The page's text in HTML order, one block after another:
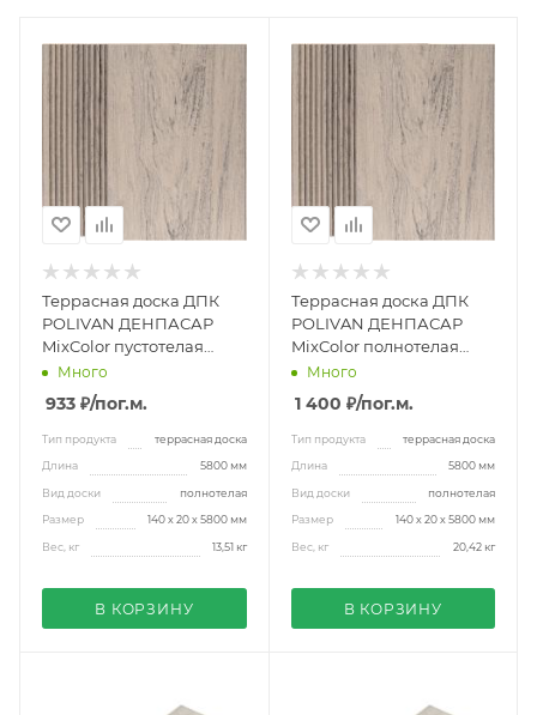
Террасная доска ДПК
POLIVAN ДЕНПАСАР
MixColor пустотелая
140х20х5800мм
дымчато-белая
Много
933 ₽/пог.м.
Тип продукта террасная доска
Длина 5800 мм
Вид доски полнотелая
Размер 140 х 20 х 5800 мм
Вес, кг 13,51 кг
В КОРЗИНУ
Террасная доска ДПК
POLIVAN ДЕНПАСАР
MixColor полнотелая
140х20х5800мм
дымчато-белая
Много
1 400 ₽/пог.м.
Тип продукта террасная доска
Длина 5800 мм
Вид доски полнотелая
Размер 140 х 20 х 5800 мм
Вес, кг 20,42 кг
В КОРЗИНУ